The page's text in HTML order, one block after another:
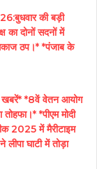
की बड़ी
का दोनों सदनों में
ठप।* *पंजाब के
*8वें वेतन आयोग
*पीएम मोदी
2025 में मैरीटाइम
घाटी में तोड़ा